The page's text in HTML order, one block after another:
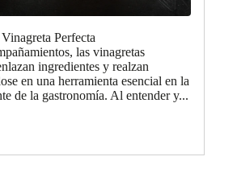
Perfecta
las vinagretas
ingredientes y realzan
en una herramienta esencial en la
de la gastronomía. Al entender y...